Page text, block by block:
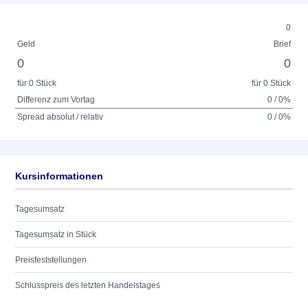
0
Geld
Brief
0 0
für 0 Stück
für 0 Stück
Differenz zum Vortag
0 / 0%
Spread absolut / relativ
0 / 0%
Kursinformationen
Tagesumsatz
Tagesumsatz in Stück
Preisfeststellungen
Schlusspreis des letzten Handelstages